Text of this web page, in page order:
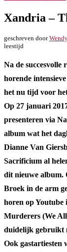
Xandria –
geschreven door
leestijd
Na de succesvolle
horende
het nu tijd voor
Op 27 januari
presenteren via
album wat het
Dianne Van
Sacrificium al
dit nieuwe album.
Broek in de arm
horen op Youtube
Murderers (We
duidelijk gebruikt
Ook gastartiesten